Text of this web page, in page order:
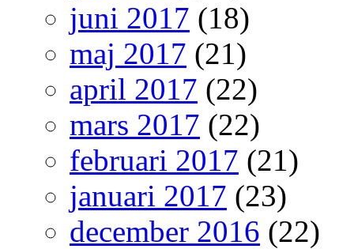
juni 2017 (18)
maj 2017 (21)
april 2017 (22)
mars 2017 (22)
februari 2017 (21)
januari 2017 (23)
december 2016 (22)